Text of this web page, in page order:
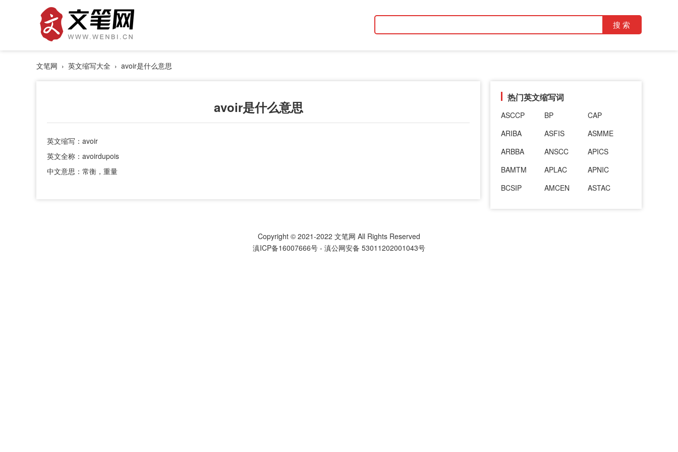
文笔网 › 英文缩写大全 › avoir是什么意思
avoir是什么意思
英文缩写：avoir
英文全称：avoirdupois
中文意思：常衡，重量
热门英文缩写词
ASCCP BP
CAP
ARIBA
ASFIS
ASMME
ARBBA
ANSCC
APICS
BAMTM
APLAC
APNIC
BCSIP
AMCEN ASTAC
Copyright © 2021-2022 文笔网 All Rights Reserved
滇ICP备16007666号 - 滇公网安备 53011202001043号